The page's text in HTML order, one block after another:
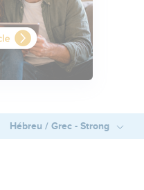
Hébreu / Grec - Strong